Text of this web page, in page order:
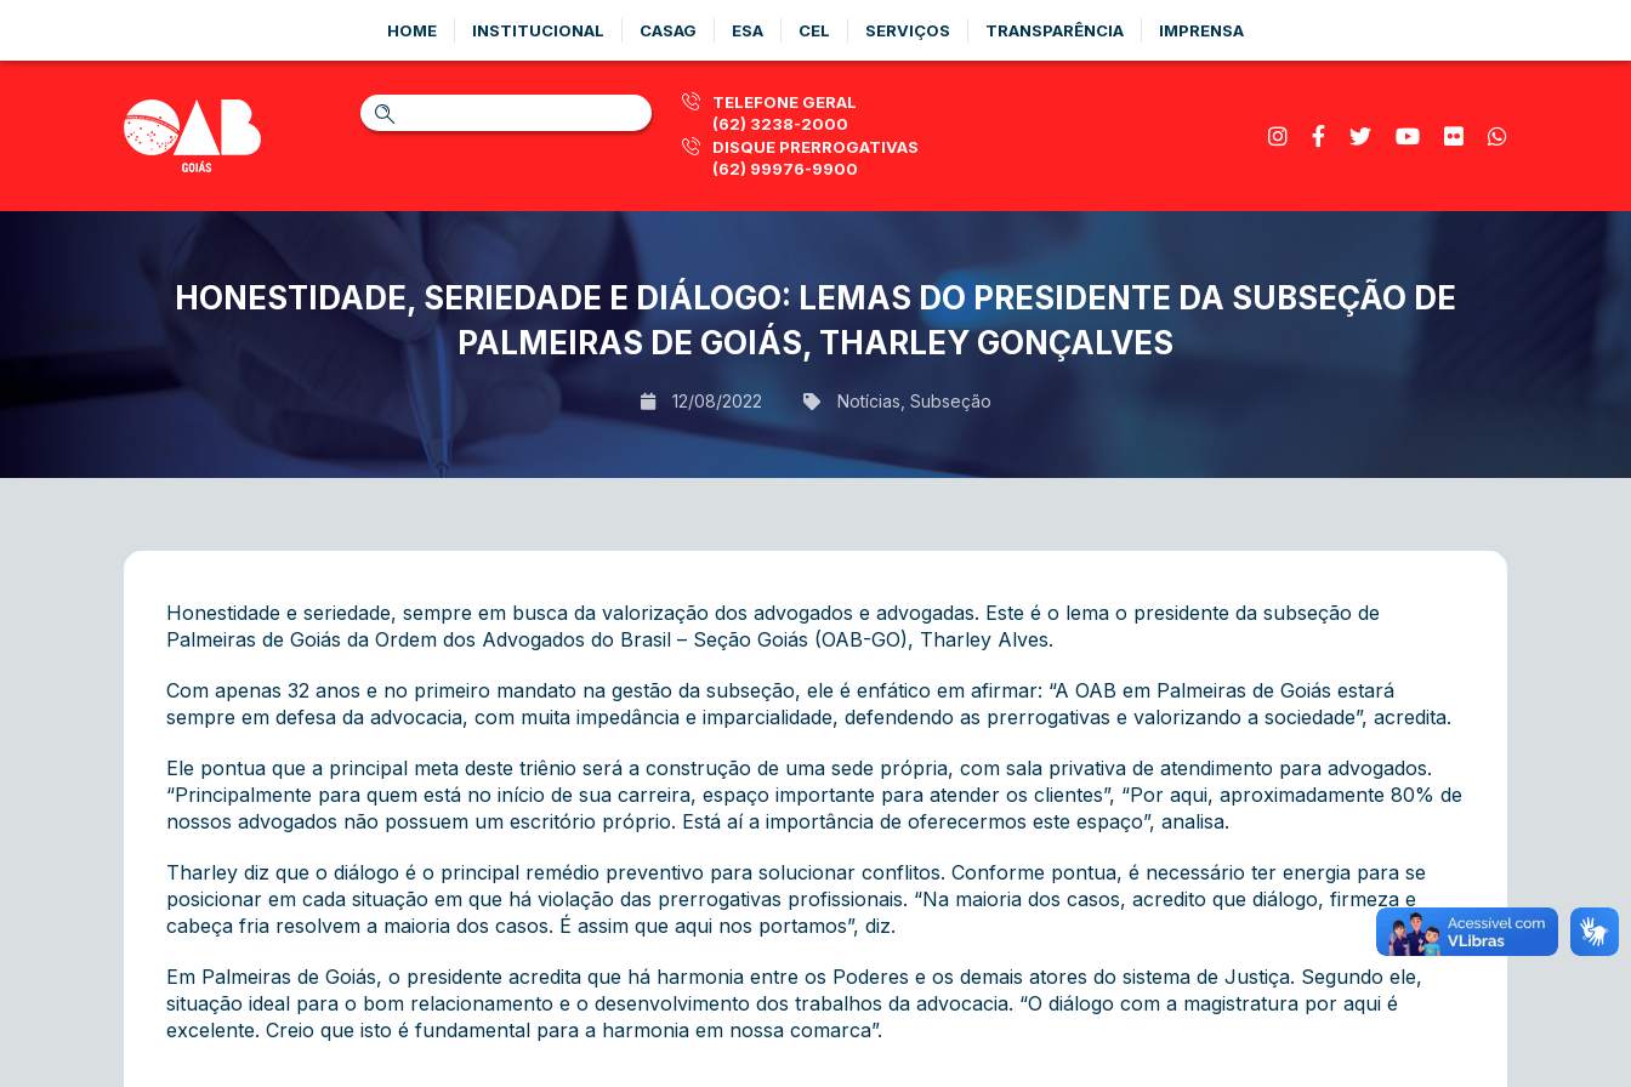
HOME INSTITUCIONAL CASAG ESA CEL SERVIÇOS TRANSPARÊNCIA IMPRENSA
TELEFONE GERAL
(62) 3238-2000
DISQUE PRERROGATIVAS
(62) 99976-9900
HONESTIDADE, SERIEDADE E DIÁLOGO: LEMAS DO PRESIDENTE DA SUBSEÇÃO DE
PALMEIRAS DE GOIÁS, THARLEY GONÇALVES
12/08/2022 Notícias Subseção
Honestidade e seriedade, sempre em busca da valorização dos advogados e advogadas. Este é o lema o presidente da subseção de
Palmeiras de Goiás da Ordem dos Advogados do Brasil – Seção Goiás (OAB-GO), Tharley Alves.
Com apenas 32 anos e no primeiro mandato na gestão da subseção, ele é enfático em afirmar: “A OAB em Palmeiras de Goiás estará
sempre em defesa da advocacia, com muita impedância e imparcialidade, defendendo as prerrogativas e valorizando a sociedade”, acredita.
Ele pontua que a principal meta deste triênio será a construção de uma sede própria, com sala privativa de atendimento para advogados.
“Principalmente para quem está no início de sua carreira, espaço importante para atender os clientes”, “Por aqui, aproximadamente 80% de
nossos advogados não possuem um escritório próprio. Está aí a importância de oferecermos este espaço”, analisa.
Tharley diz que o diálogo é o principal remédio preventivo para solucionar conflitos. Conforme pontua, é necessário ter energia para se
posicionar em cada situação em que há violação das prerrogativas profissionais. “Na maioria dos casos, acredito que diálogo, firmeza e
cabeça fria resolvem a maioria dos casos. É assim que aqui nos portamos”, diz.
Em Palmeiras de Goiás, o presidente acredita que há harmonia entre os Poderes e os demais atores do sistema de Justiça. Segundo ele,
situação ideal para o bom relacionamento e o desenvolvimento dos trabalhos da advocacia. “O diálogo com a magistratura por aqui é
excelente. Creio que isto é fundamental para a harmonia em nossa comarca”.